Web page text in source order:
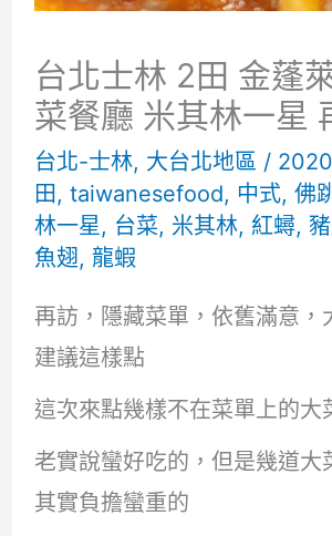
台北士林 2田 金蓬
菜餐廳 米其林一星
台北-士林, 大台北地區 /
田 , taiwanesefood, 中式, 佛
林一星, 台菜, 米其林, 紅蟳,
魚翅, 龍蝦
再訪，隱藏菜單，依舊滿意，
建議這樣點
這次來點幾樣不在菜單上的大
老實說蠻好吃的，但是幾道大
其實負擔蠻重的